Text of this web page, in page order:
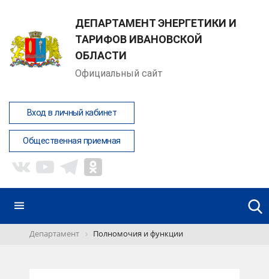
ДЕПАРТАМЕНТ ЭНЕРГЕТИКИ И
ТАРИФОВ ИВАНОВСКОЙ
ОБЛАСТИ
Официальный сайт
Вход в личный кабинет
Общественная приемная
Департамент Полномочия и функции